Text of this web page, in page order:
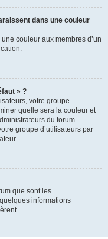
dans une couleur
couleur aux membres d’un
» ?
votre groupe
quelle sera la couleur et
du forum
groupe d’utilisateurs par
que sont les
informations